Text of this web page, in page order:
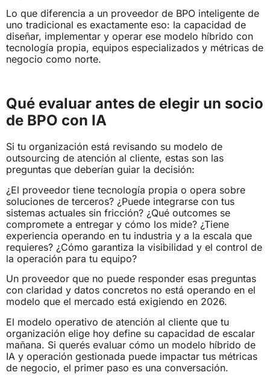
Lo que diferencia a un proveedor de BPO inteligente de
uno tradicional es exactamente eso: la capacidad de
diseñar, implementar y operar ese modelo híbrido con
tecnología propia, equipos especializados y métricas de
negocio como norte.
Qué evaluar antes de elegir un socio
de BPO con IA
Si tu organización está revisando su modelo de
outsourcing de atención al cliente, estas son las
preguntas que deberían guiar la decisión:
¿El proveedor tiene tecnología propia o opera sobre
soluciones de terceros? ¿Puede integrarse con tus
sistemas actuales sin fricción? ¿Qué outcomes se
compromete a entregar y cómo los mide? ¿Tiene
experiencia operando en tu industria y a la escala que
requieres? ¿Cómo garantiza la visibilidad y el control de
la operación para tu equipo?
Un proveedor que no puede responder esas preguntas
con claridad y datos concretos no está operando en el
modelo que el mercado está exigiendo en 2026.
El modelo operativo de atención al cliente que tu
organización elige hoy define su capacidad de escalar
mañana. Si querés evaluar cómo un modelo híbrido de
IA y operación gestionada puede impactar tus métricas
de negocio, el primer paso es una conversación.